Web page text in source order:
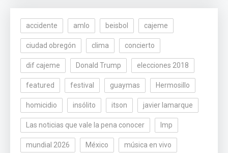
accidente amlo beisbol cajeme
ciudad obregón clima concierto
dif cajeme Donald Trump elecciones 2018
featured festival guaymas Hermosillo
homicidio insólito itson javier lamarque
Las noticias que vale la pena conocer lmp
mundial 2026 México música en vivo